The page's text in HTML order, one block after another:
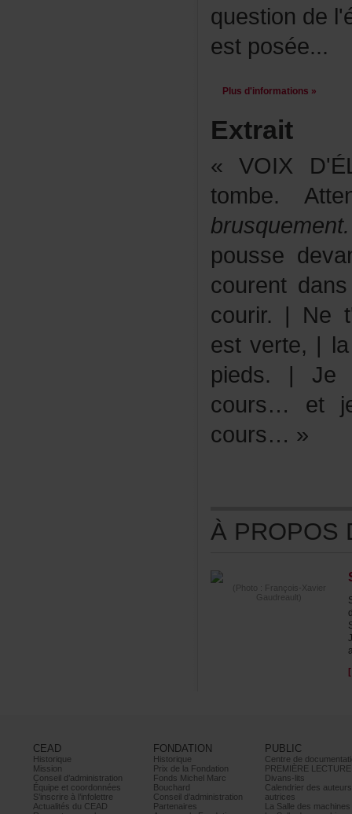
estposée...
Plusd'informations»
Extrait
brusquement.
cours…»
(Photo:François-Xavier
Gaudreault)
CEAD
Historique
Mission
Conseild’administration
Équipeetcoordonnées
S’inscrireàl’infolettre
ActualitésduCEAD
FONDATION
Historique
PrixdelaFondation
FondsMichelMarc
Bouchard
Conseild’administration
Partenaires
PUBLIC
PREMIÈRELECTURE
Divans-lits
autrices